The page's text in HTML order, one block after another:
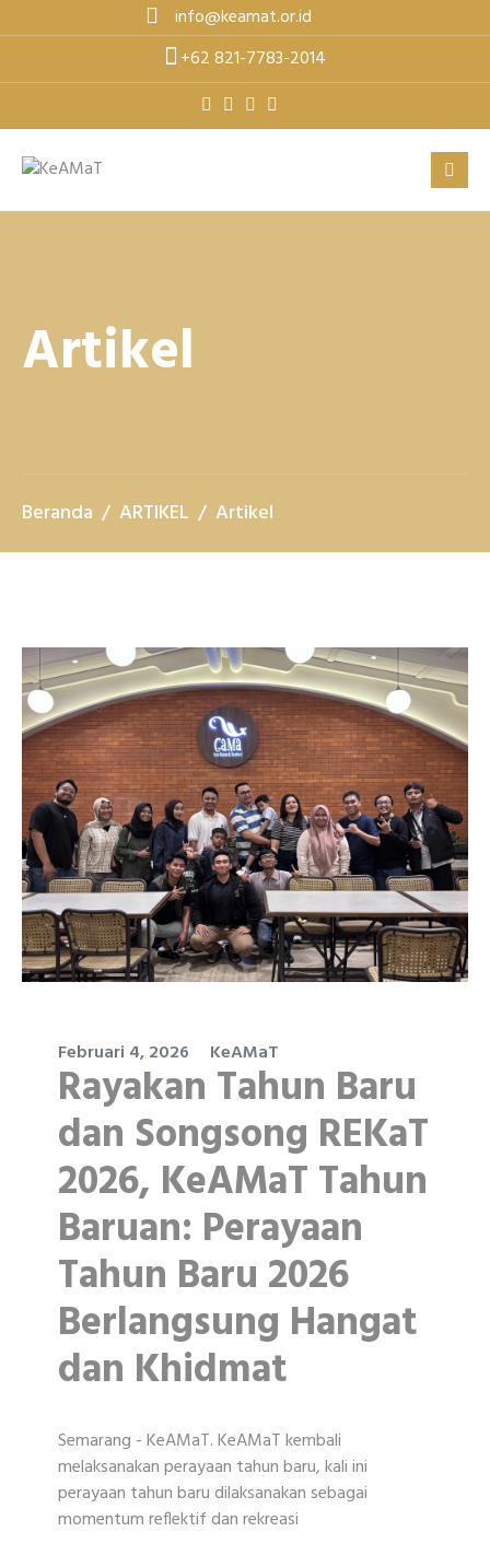
to
info@keamat.or.id
+62 821-7783-2014
Artikel
Beranda ARTIKEL Artikel
Februari 4, 2026 KeAMaT
Rayakan Tahun Baru
dan Songsong REKaT
2026, KeAMaT Tahun
Baruan: Perayaan
Tahun Baru 2026
Berlangsung Hangat
dan Khidmat
Semarang - KeAMaT. KeAMaT kembali
melaksanakan perayaan tahun baru, kali ini
perayaan tahun baru dilaksanakan sebagai
momentum reflektif dan rekreasi